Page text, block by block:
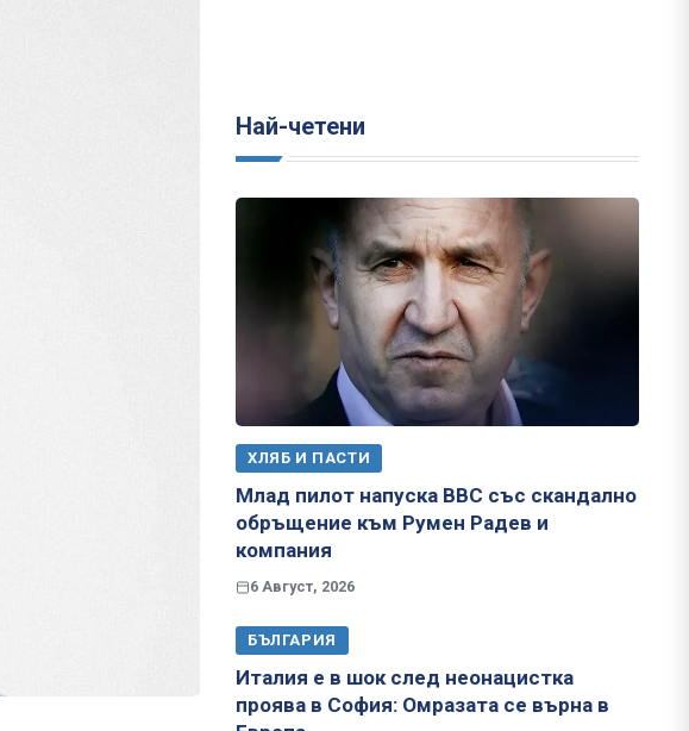
Най-четени
ХЛЯБ И ПАСТИ
Млад пилот напуска ВВС със скандално
обръщение към Румен Радев и
компания
6 Август, 2026
БЪЛГАРИЯ
Италия е в шок след неонацистка
проява в София: Омразата се върна в